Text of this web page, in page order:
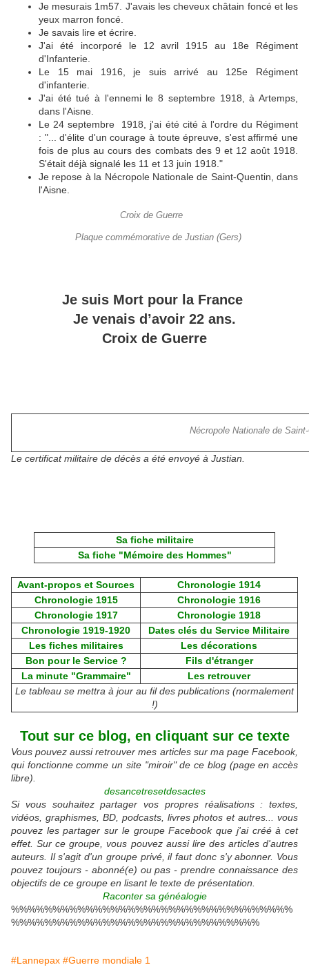
Je mesurais 1m57. J'avais les cheveux châtain foncé et les
yeux marron foncé.
Je savais lire et écrire.
J'ai été incorporé le 12 avril 1915 au 18e Régiment
d'Infanterie.
Le 15 mai 1916, je suis arrivé au 125e Régiment
d'infanterie.
J'ai été tué à l'ennemi le 8 septembre 1918, à Artemps,
dans l'Aisne.
Le 24 septembre 1918, j'ai été cité à l'ordre du Régiment
: "... d'élite d'un courage à toute épreuve, s'est affirmé une
fois de plus au cours des combats des 9 et 12 août 1918.
S'était déjà signalé les 11 et 13 juin 1918."
Je repose à la Nécropole Nationale de Saint-Quentin, dans
l'Aisne.
Croix de Guerre
Plaque commémorative de Justian (Gers)
Je suis Mort pour la France
Je venais d’avoir 22 ans.
Croix de Guerre
Nécropole Nationale de
Le certificat militaire de décès a été envoyé à Justian.
Sa fiche militaire
Sa fiche "Mémoire des Hommes"
Avant-propos et Sources
Chronologie 1914
Chronologie 1915
Chronologie 1916
Chronologie 1917
Chronologie 1918
Chronologie 1919-1920
Dates clés du Service Militaire
Les fiches militaires
Les décorations
Bon pour le Service ?
Fils d'étranger
La minute "Grammaire"
Les retrouver
Le tableau se mettra à jour au fil des publications (normalement
!)
Tout sur ce blog, en cliquant sur ce texte
Vous pouvez aussi retrouver mes articles sur ma page Facebook,
qui fonctionne comme un site "miroir" de ce blog (page en accès
libre).
desancetresetdesactes
Si vous souhaitez partager vos propres réalisations : textes,
vidéos, graphismes, BD, podcasts, livres photos et autres... vous
pouvez les partager sur le groupe Facebook que j'ai créé à cet
effet. Sur ce groupe, vous pouvez aussi lire des articles d'autres
auteurs. Il s'agit d'un groupe privé, il faut donc s'y abonner. Vous
pouvez toujours - abonné(e) ou pas - prendre connaissance des
objectifs de ce groupe en lisant le texte de présentation.
Raconter sa généalogie
%%%%%%%%%%%%%%%%%%%%%%%%%%%%%%%%%%
%%%%%%%%%%%%%%%%%%%%%%%%%%%%%%
#Lannepax #Guerre mondiale 1